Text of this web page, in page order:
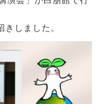
しました。